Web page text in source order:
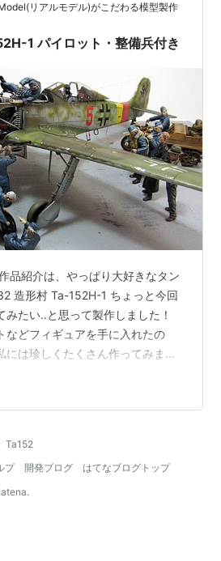
＾；） 機種もD-9とは若干異なっ
152H-1…
リアルモデル)がこだわる模型製作
1/32 造形村 Ta-152H-1 パイロット・整備兵付き
品紹介は、やっぱり大好きなタン
造形村 Ta-152H-1 ちょっと今回
みたい‥と思って製作しました！
などフィギュアを手に入れたの
には珍しくたくさん作ってみまし
好きです（＾＾） タンク博士も
くから見るとリベットが見える。
ついて ダークグリーン＋ライト
オレット３色迷彩 大戦末期仕様
Ta152
プ 開発ブログ
はてなブログトップ